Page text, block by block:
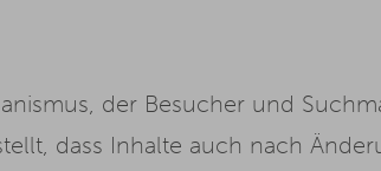
der Besucher und
dass Inhalte auch nach